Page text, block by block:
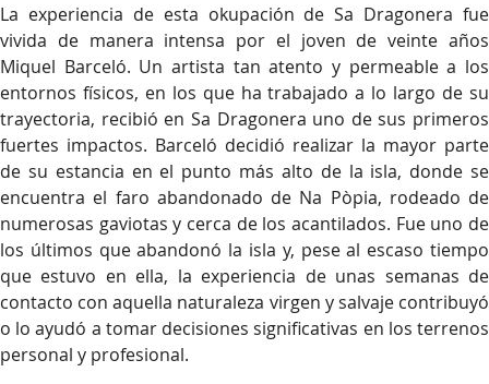
La experiencia de esta okupación de Sa Dragonera fue
vivida de manera intensa por el joven de veinte años
Miquel Barceló. Un artista tan atento y permeable a los
entornos físicos, en los que ha trabajado a lo largo de su
trayectoria, recibió en Sa Dragonera uno de sus primeros
fuertes impactos. Barceló decidió realizar la mayor parte
de su estancia en el punto más alto de la isla, donde se
encuentra el faro abandonado de Na Pòpia, rodeado de
numerosas gaviotas y cerca de los acantilados. Fue uno de
los últimos que abandonó la isla y, pese al escaso tiempo
que estuvo en ella, la experiencia de unas semanas de
contacto con aquella naturaleza virgen y salvaje contribuyó
o lo ayudó a tomar decisiones significativas en los terrenos
personal y profesional.